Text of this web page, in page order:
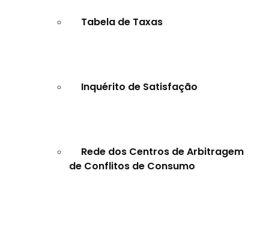
Tabela de Taxas
Inquérito de Satisfação
Rede dos Centros de Arbitragem
de Conflitos de Consumo